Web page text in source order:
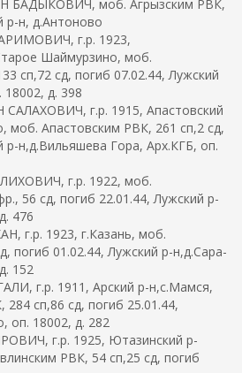
моб. Агрызским РВК,
р-н, д.Антоново
г.р. 1923,
Шаймурзино, моб.
сп,72 сд, погиб 07.02.44, Лужский
д. 398
г.р. 1915, Апастовский
моб. Апастовским РВК, 261 сп,2 сд,
р-н,д.Вильяшева Гора, Арх.КГБ, оп.
г.р. 1922, моб.
56 сд, погиб 22.01.44, Лужский р-
476
г.р. 1923, г.Казань, моб.
погиб 01.02.44, Лужский р-н,д.Сара-
152
г.р. 1911, Арский р-н,с.Мамся,
сп,86 сд, погиб 25.01.44,
оп. 18002, д. 282
г.р. 1925, Ютазинский р-
РВК, 54 сп,25 сд, погиб